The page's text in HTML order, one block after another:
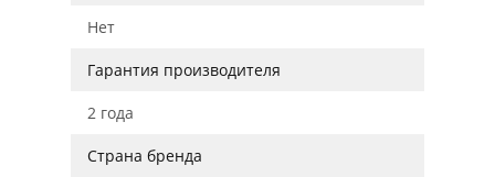
Нет
Гарантия производителя
2 года
Страна бренда